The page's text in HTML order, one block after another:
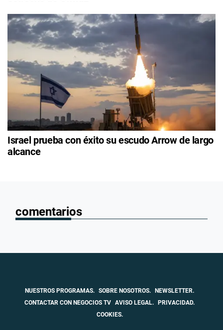
Israel prueba con éxito su escudo Arrow de largo
alcance
comentarios
NUESTROS PROGRAMAS. SOBRE NOSOTROS.
NEWSLETTER.
CONTACTAR CON NEGOCIOS TV AVISO LEGAL.
PRIVACIDAD.
COOKIES.